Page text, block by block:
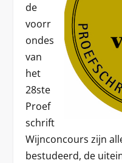
de
voorr
ondes
van
het
28ste
Proef
schrift
Wijnconcours zijn
bestudeerd, de